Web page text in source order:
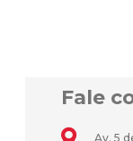
Fale
Av. 5